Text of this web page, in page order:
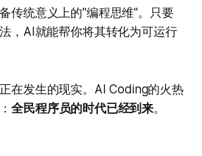
传统意义上的"编程思维"。只要
，AI就能帮你将其转化为可运行
在发生的现实。AI Coding的火热
全民程序员的时代已经到来。